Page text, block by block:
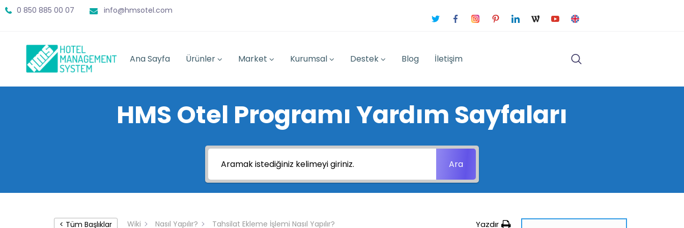
0 850 885 00 07 info@hmsotel.com
Ana Sayfa Ürünler Market Kurumsal Destek Blog İletişim
HMS Otel Programı Yardım Sayfaları
Ara
< Tüm Başlıklar Wiki Nasıl Yapılır? Tahsilat Ekleme İşlemi Nasıl Yapılır? Yazdır